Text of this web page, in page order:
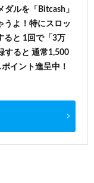
ルを「Bitcash」
うよ！特にスロッ
ると 1回で「3万
すると 通常1,500
イント進呈中！